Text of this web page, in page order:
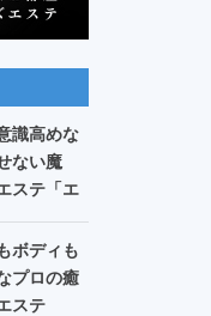
識高めな
ない魔
ステ「エ
ボディも
プロの癒
ステ